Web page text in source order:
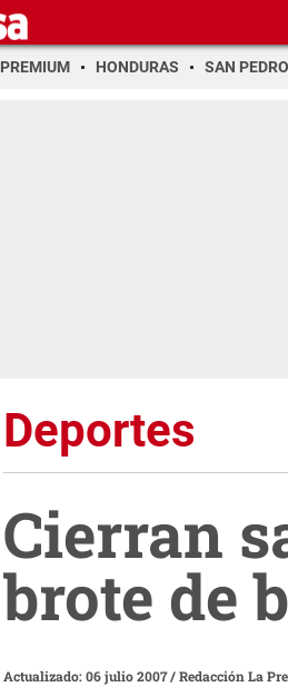
PREMIUM HONDURAS SAN PEDRO
Deportes
Cierran
brote de
Actualizado: 06 julio 2007/Redacción La